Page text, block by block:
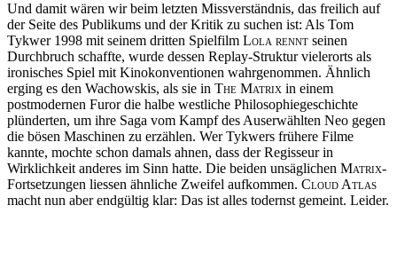
Und damit wären wir beim letzten Missverständnis, das freilich auf
der Seite des Publikums und der Kritik zu suchen ist: Als Tom
Tykwer 1998 mit seinem dritten Spielfilm Lola rennt seinen
Durchbruch schaffte, wurde dessen Replay-Struktur vielerorts als
ironisches Spiel mit Kinokonventionen wahrgenommen. Ähnlich
erging es den Wachowskis, als sie in The Matrix in einem
postmodernen Furor die halbe westliche Philosophiegeschichte
plünderten, um ihre Saga vom Kampf des Auserwählten Neo gegen
die bösen Maschinen zu erzählen. Wer Tykwers frühere Filme
kannte, mochte schon damals ahnen, dass der Regisseur in
Wirklichkeit anderes im Sinn hatte. Die beiden unsäglichen Matrix-
Fortsetzungen liessen ähnliche Zweifel aufkommen. Cloud Atlas
macht nun aber endgültig klar: Das ist alles todernst gemeint. Leider.